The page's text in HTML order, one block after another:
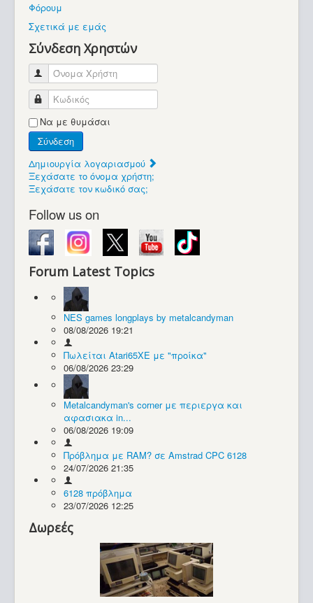
Βρίσκεστε εδώ:
Συλλογές / Projects
Φόρουμ
Σχετικά με εμάς
Σύνδεση Χρηστών
Όνομα Χρήστη
Κωδικός
Να με θυμάσαι
Σύνδεση
Δημιουργία λογαριασμού
Ξεχάσατε το όνομα χρήστη;
Ξεχάσατε τον κωδικό σας;
Follow us on
Forum Latest Topics
NES games longplays by metalcandyman
08/08/2026 19:21
Πωλείται Atari65XE με "προίκα"
06/08/2026 23:29
Metalcandyman's corner με περιεργα και
αφασιακα in...
06/08/2026 19:09
Πρόβλημα με RAM? σε Amstrad CPC 6128
24/07/2026 21:35
6128 πρόβλημα
23/07/2026 12:25
Δωρεές